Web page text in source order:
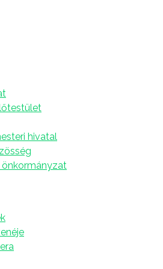
hivatal
önkormányzat
MELLÉKLETTEL!